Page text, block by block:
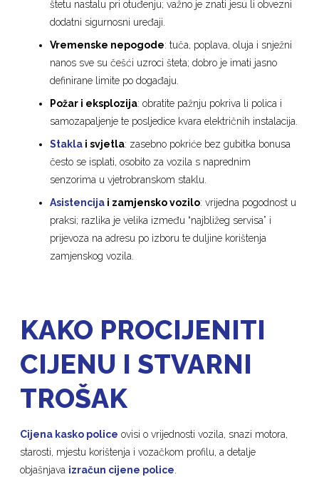
štetu nastalu pri otuđenju; važno je znati jesu li obvezni
dodatni sigurnosni uređaji.
Vremenske nepogode: tuča, poplava, oluja i snježni
nanos sve su češći uzroci šteta; dobro je imati jasno
definirane limite po događaju.
Požar i eksplozija: obratite pažnju pokriva li polica i
samozapaljenje te posljedice kvara električnih instalacija.
Stakla i svjetla: zasebno pokriće bez gubitka bonusa
često se isplati, osobito za vozila s naprednim
senzorima u vjetrobranskom staklu.
Asistencija i zamjensko vozilo: vrijedna pogodnost u
praksi; razlika je velika između “najbližeg servisa” i
prijevoza na adresu po izboru te duljine korištenja
zamjenskog vozila.
KAKO PROCIJENITI
CIJENU I STVARNI
TROŠAK
Cijena kasko police ovisi o vrijednosti vozila, snazi motora,
starosti, mjestu korištenja i vozačkom profilu, a detalje
objašnjava izračun cijene police